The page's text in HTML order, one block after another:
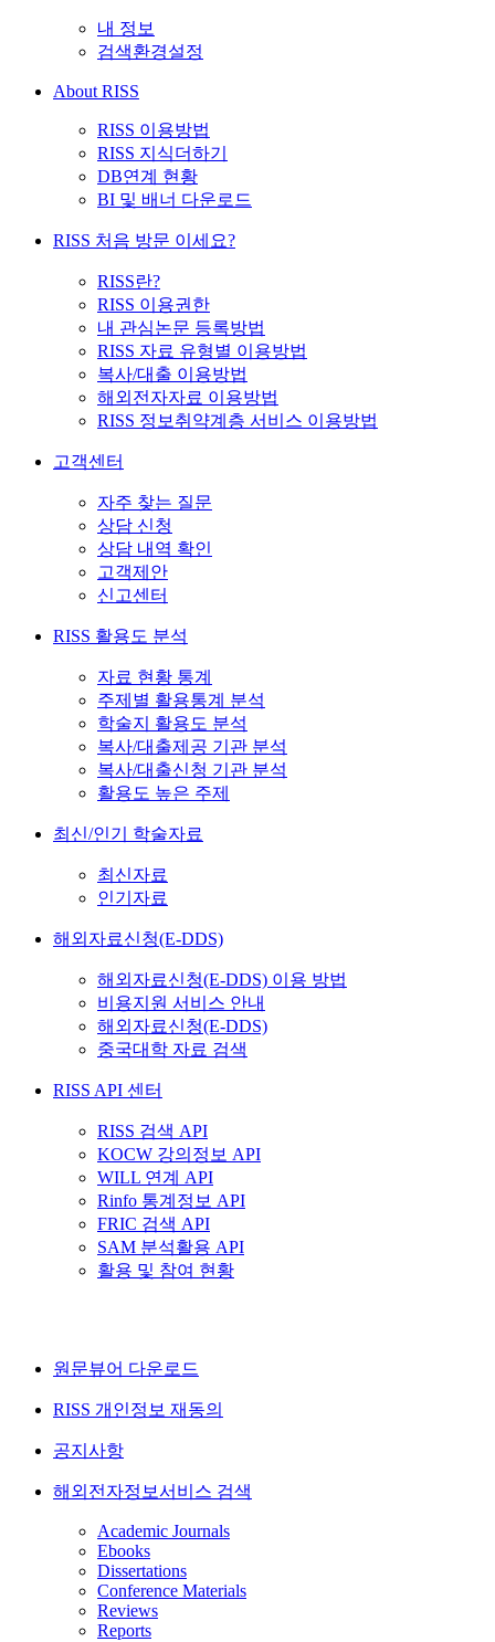
내 정보
검색환경설정
About RISS
RISS 이용방법
RISS 지식더하기
DB연계 현황
BI 및 배너 다운로드
RISS 처음 방문 이세요?
RISS란?
RISS 이용권한
내 관심논문 등록방법
RISS 자료 유형별 이용방법
복사/대출 이용방법
해외전자자료 이용방법
RISS 정보취약계층 서비스 이용방법
고객센터
자주 찾는 질문
상담 신청
상담 내역 확인
고객제안
신고센터
RISS 활용도 분석
자료 현황 통계
주제별 활용통계 분석
학술지 활용도 분석
복사/대출제공 기관 분석
복사/대출신청 기관 분석
활용도 높은 주제
최신/인기 학술자료
최신자료
인기자료
해외자료신청(E-DDS)
해외자료신청(E-DDS) 이용 방법
비용지원 서비스 안내
해외자료신청(E-DDS)
중국대학 자료 검색
RISS API 센터
RISS 검색 API
KOCW 강의정보 API
WILL 연계 API
Rinfo 통계정보 API
FRIC 검색 API
SAM 분석활용 API
활용 및 참여 현황
원문뷰어 다운로드
RISS 개인정보 재동의
공지사항
해외전자정보서비스 검색
Academic Journals
Ebooks
Dissertations
Conference Materials
Reviews
Reports